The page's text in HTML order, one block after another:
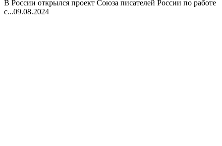
В России открылся проект Союза писателей России по работе
с...09.08.2024